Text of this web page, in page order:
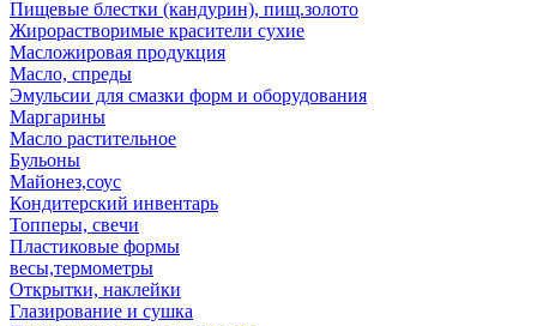
Пищевые блестки (кандурин), пищ.золото
Жирорастворимые красители сухие
Масложировая продукция
Масло, спреды
Эмульсии для смазки форм и оборудования
Маргарины
Масло растительное
Бульоны
Майонез,соус
Кондитерский инвентарь
Топперы, свечи
Пластиковые формы
весы,термометры
Открытки, наклейки
Глазирование и сушка